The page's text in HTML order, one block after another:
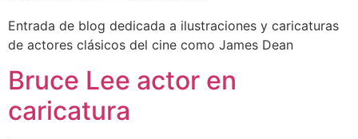
Entrada de blog dedicada a ilustraciones y caricaturas
de actores clásicos del cine como James Dean
Bruce Lee actor en
caricatura